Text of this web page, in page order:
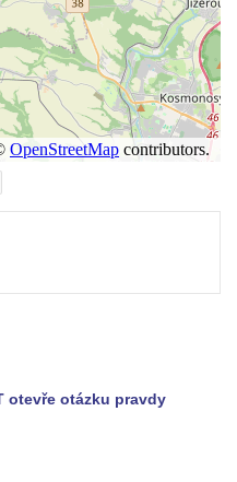
v
Na
otevře otázku pravdy